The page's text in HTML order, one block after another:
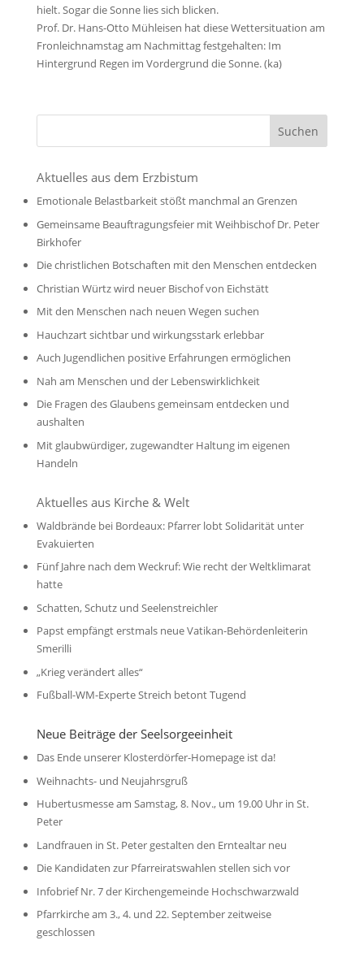
hielt. Sogar die Sonne lies sich blicken.
Prof. Dr. Hans-Otto Mühleisen hat diese Wettersituation am
Fronleichnamstag am Nachmittag festgehalten: Im
Hintergrund Regen im Vordergrund die Sonne. (ka)
Aktuelles aus dem Erzbistum
Emotionale Belastbarkeit stößt manchmal an Grenzen
Gemeinsame Beauftragungsfeier mit Weihbischof Dr. Peter
Birkhofer
Die christlichen Botschaften mit den Menschen entdecken
Christian Würtz wird neuer Bischof von Eichstätt
Mit den Menschen nach neuen Wegen suchen
Hauchzart sichtbar und wirkungsstark erlebbar
Auch Jugendlichen positive Erfahrungen ermöglichen
Nah am Menschen und der Lebenswirklichkeit
Die Fragen des Glaubens gemeinsam entdecken und
aushalten
Mit glaubwürdiger, zugewandter Haltung im eigenen
Handeln
Aktuelles aus Kirche & Welt
Waldbrände bei Bordeaux: Pfarrer lobt Solidarität unter
Evakuierten
Fünf Jahre nach dem Weckruf: Wie recht der Weltklimarat
hatte
Schatten, Schutz und Seelenstreichler
Papst empfängt erstmals neue Vatikan-Behördenleiterin
Smerilli
„Krieg verändert alles“
Fußball-WM-Experte Streich betont Tugend
Neue Beiträge der Seelsorgeeinheit
Das Ende unserer Klosterdörfer-Homepage ist da!
Weihnachts- und Neujahrsgruß
Hubertusmesse am Samstag, 8. Nov., um 19.00 Uhr in St.
Peter
Landfrauen in St. Peter gestalten den Erntealtar neu
Die Kandidaten zur Pfarreiratswahlen stellen sich vor
Infobrief Nr. 7 der Kirchengemeinde Hochschwarzwald
Pfarrkirche am 3., 4. und 22. September zeitweise
geschlossen